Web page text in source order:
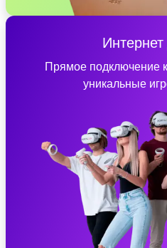
Прямое подключение
уникальные